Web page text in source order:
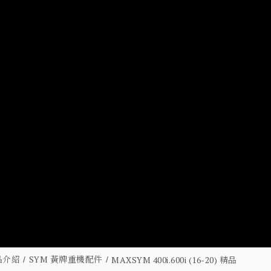
介紹 SYM 黃牌重機配件 MAXSYM 400i.600i (16-20) 精品